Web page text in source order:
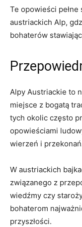
Te opowieści
austriackich Alp,
bohaterów
Alpy Austriackie to
miejsce z bogatą
tych okolic często
opowieściami
‍wierzeń i
W austriackich
związanego z
⁤wiedźmy czy⁢
bohaterom
przyszłości.